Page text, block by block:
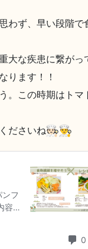
わず、早い段階で
大な疾患に繋がっ
ります！！
。この時期はトマ
ださいね